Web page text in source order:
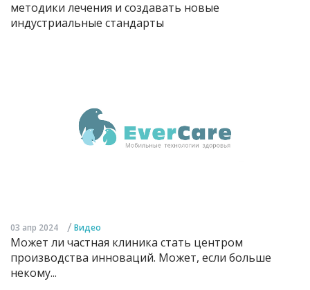
методики лечения и создавать новые
индустриальные стандарты
03 апр 2024 / Видео
Может ли частная клиника стать центром
производства инноваций. Может, если больше
некому...